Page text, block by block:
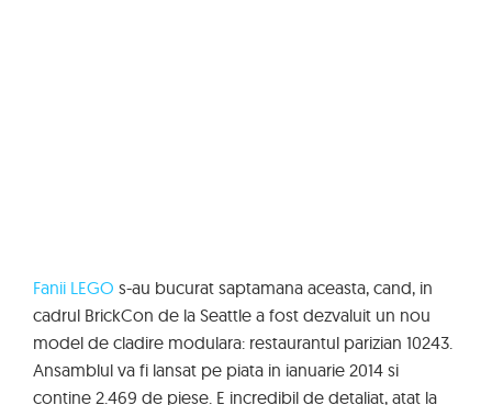
Fanii LEGO s-au bucurat saptamana aceasta, cand, in
cadrul BrickCon de la Seattle a fost dezvaluit un nou
model de cladire modulara: restaurantul parizian 10243.
Ansamblul va fi lansat pe piata in ianuarie 2014 si
contine 2.469 de piese. E incredibil de detaliat, atat la